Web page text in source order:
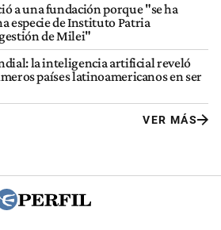
a una fundación porque "se ha
especie de Instituto Patria
de Milei"
la inteligencia artificial reveló
países latinoamericanos en ser
VER MÁS